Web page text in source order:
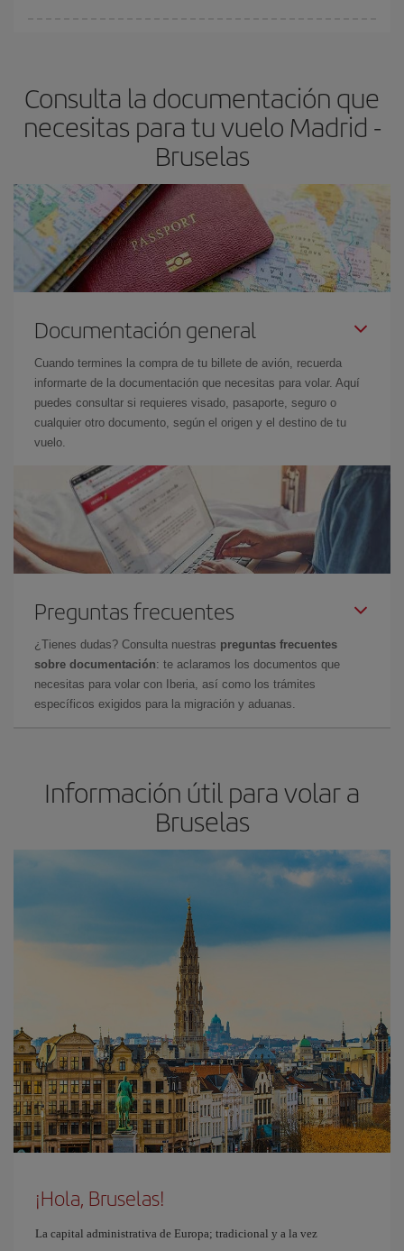
Consulta la documentación que
necesitas para tu vuelo Madrid -
Bruselas
Documentación general
Cuando termines la compra de tu billete de avión, recuerda
informarte de la documentación que necesitas para volar. Aquí
puedes consultar si requieres visado, pasaporte, seguro o
cualquier otro documento, según el origen y el destino de tu
vuelo.
Preguntas frecuentes
¿Tienes dudas? Consulta nuestras preguntas frecuentes
sobre documentación: te aclaramos los documentos que
necesitas para volar con Iberia, así como los trámites
específicos exigidos para la migración y aduanas.
Información útil para volar a
Bruselas
¡Hola, Bruselas!
La capital administrativa de Europa; tradicional y a la vez